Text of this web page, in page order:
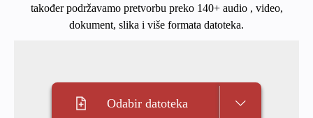
također podržavamo pretvorbu preko 140+ audio , video,
dokument, slika i više formata datoteka.
Odabir datoteka